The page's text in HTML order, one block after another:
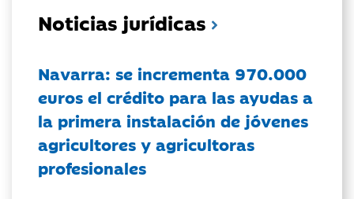
Noticias jurídicas
Navarra: se incrementa 970.000
euros el crédito para las ayudas a
la primera instalación de jóvenes
agricultores y agricultoras
profesionales